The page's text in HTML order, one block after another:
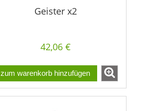
Geister x2
42,06 €
zum warenkorb hinzufügen